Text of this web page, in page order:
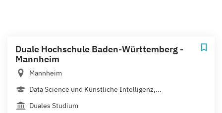
Duale Hochschule Baden-Württemberg -
Mannheim
Mannheim
Data Science und Künstliche Intelligenz,...
Duales Studium